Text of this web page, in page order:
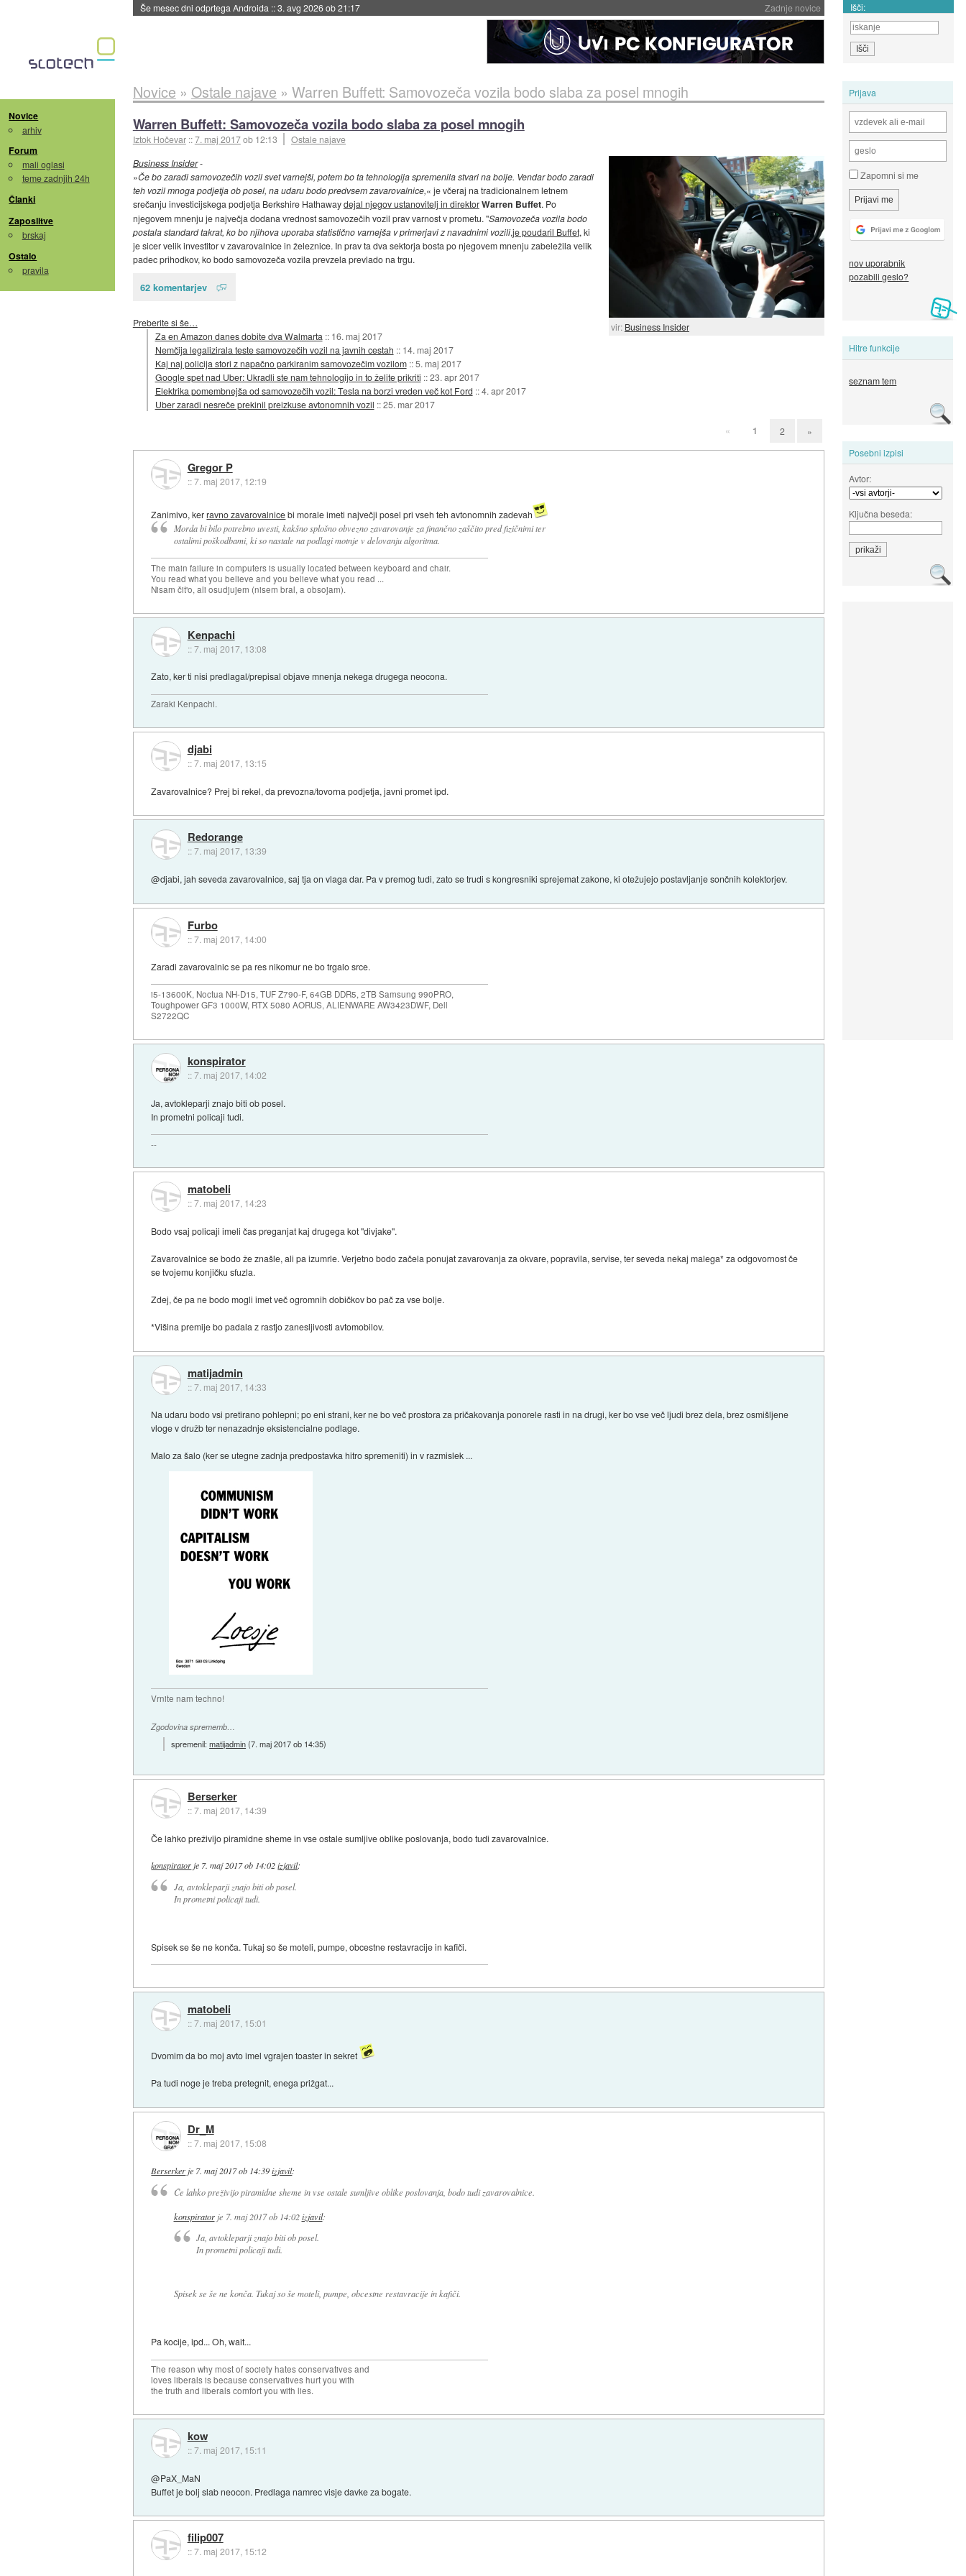
Zadnje novice
Še mesec dni odprtega Androida ::3. avg 2026 ob 21:17 Išči:
Novice
arhiv
Forum
mali oglasi
teme zadnjih 24h
Članki
Zaposlitve
brskaj
Ostalo
pravila
Prijava
Zapomni si me
nov uporabnik
pozabili geslo?
Hitre funkcije
seznam tem
Posebni izpisi
Avtor:
Ključna beseda:
Novice » Ostale najave » Warren Buffett: Samovozeča vozila bodo slaba za posel mnogih
Warren Buffett: Samovozeča vozila bodo slaba za posel mnogih
Iztok Hočevar ::7. maj 2017ob 12:13 Ostale najave
vir: Business Insider
Business Insider-
»Če bo zaradi samovozečih vozil svet varnejši, potem bo ta tehnologija spremenila stvari na bolje. Vendar bodo zaradi
teh vozil mnoga podjetja ob posel, na udaru bodo predvsem zavarovalnice,« je včeraj na tradicionalnem letnem
srečanju investicijskega podjetja Berkshire Hathawaydejal njegov ustanovitelj in direktorWarren Buffet. Po
njegovem mnenju je največja dodana vrednost samovozečih vozil prav varnost v prometu. "Samovozeča vozila bodo
postala standard takrat, ko bo njihova uporaba statistično varnejša v primerjavi z navadnimi vozili,je poudaril Buffet, ki
je sicer velik investitor v zavarovalnice in železnice. In prav ta dva sektorja bosta po njegovem mnenju zabeležila velik
padec prihodkov, ko bodo samovozeča vozila prevzela prevlado na trgu.
62 komentarjev
Preberite si še…
Za en Amazon danes dobite dva Walmarta :: 16. maj 2017
Nemčija legalizirala teste samovozečih vozil na javnih cestah :: 14. maj 2017
Kaj naj policija stori z napačno parkiranim samovozečim vozilom ::5. maj 2017
Google spet nad Uber: Ukradli ste nam tehnologijo in to želite prikriti ::23. apr 2017
Elektrika pomembnejša od samovozečih vozil: Tesla na borzi vreden več kot Ford ::4. apr 2017
Uber zaradi nesreče prekinil preizkuse avtonomnih vozil ::25. mar 2017
« 1 2 »
Gregor P
::7. maj 2017, 12:19
Zanimivo, kerravno zavarovalnicebi morale imeti največji posel pri vseh teh avtonomnih zadevah
Morda bi bilo potrebno uvesti, kakšno splošno obvezno zavarovanje za finančno zaščito pred fizičnimi ter
ostalimi poškodbami, ki so nastale na podlagi motnje v delovanju algoritma.
The main failure in computers is usually located between keyboard and chair.
You read what you believe and you believe what you read ...
Nisam čit'o, ali osudjujem (nisem bral, a obsojam).
Kenpachi
::7. maj 2017, 13:08
Zato, ker ti nisi predlagal/prepisal objave mnenja nekega drugega neocona.
Zaraki Kenpachi.
djabi
::7. maj 2017, 13:15
Zavarovalnice? Prej bi rekel, da prevozna/tovorna podjetja, javni promet ipd.
Redorange
::7. maj 2017, 13:39
@djabi, jah seveda zavarovalnice, saj tja on vlaga dar. Pa v premog tudi, zato se trudi s kongresniki sprejemat zakone, ki otežujejo postavljanje sončnih kolektorjev.
Furbo
::7. maj 2017, 14:00
Zaradi zavarovalnic se pa res nikomur ne bo trgalo srce.
i5-13600K, Noctua NH-D15, TUF Z790-F, 64GB DDR5, 2TB Samsung 990PRO,
Toughpower GF3 1000W, RTX 5080 AORUS, ALIENWARE AW3423DWF, Dell
S2722QC
konspirator
::7. maj 2017, 14:02
Ja, avtokleparji znajo biti ob posel.
In prometni policaji tudi.
--
matobeli
::7. maj 2017, 14:23
Bodo vsaj policaji imeli čas preganjat kaj drugega kot "divjake".
Zavarovalnice se bodo že znašle, ali pa izumrle. Verjetno bodo začela ponujat zavarovanja za okvare, popravila, servise, ter seveda nekaj malega* za odgovornost če
se tvojemu konjičku sfuzla.
Zdej, če pa ne bodo mogli imet več ogromnih dobičkov bo pač za vse bolje.
*Višina premije bo padala z rastjo zanesljivosti avtomobilov.
matijadmin
::7. maj 2017, 14:33
Na udaru bodo vsi pretirano pohlepni; po eni strani, ker ne bo več prostora za pričakovanja ponorele rasti in na drugi, ker bo vse več ljudi brez dela, brez osmišljene
vloge v družb ter nenazadnje eksistencialne podlage.
Malo za šalo (ker se utegne zadnja predpostavka hitro spremeniti) in v razmislek ...
Vrnite nam techno!
Zgodovina sprememb…
spremenil:matijadmin(7. maj 2017 ob 14:35)
Berserker
::7. maj 2017, 14:39
Če lahko preživijo piramidne sheme in vse ostale sumljive oblike poslovanja, bodo tudi zavarovalnice.
konspirator je 7. maj 2017 ob 14:02 izjavil:
Ja, avtokleparji znajo biti ob posel.
In prometni policaji tudi.
Spisek se še ne konča. Tukaj so še moteli, pumpe, obcestne restavracije in kafiči.
matobeli
::7. maj 2017, 15:01
Dvomim da bo moj avto imel vgrajen toaster in sekret
Pa tudi noge je treba pretegnit, enega prižgat...
Dr_M
::7. maj 2017, 15:08
Berserker je 7. maj 2017 ob 14:39 izjavil:
Če lahko preživijo piramidne sheme in vse ostale sumljive oblike poslovanja, bodo tudi zavarovalnice.
konspiratorje 7. maj 2017 ob 14:02 izjavil:
Ja, avtokleparji znajo biti ob posel.
In prometni policaji tudi.
Spisek se še ne konča. Tukaj so še moteli, pumpe, obcestne restavracije in kafiči.
Pa kocije, ipd... Oh, wait...
The reason why most of society hates conservatives and
loves liberals is because conservatives hurt you with
the truth and liberals comfort you with lies.
kow
::7. maj 2017, 15:11
@PaX_MaN
Buffet je bolj slab neocon. Predlaga namrec visje davke za bogate.
filip007
::7. maj 2017, 15:12